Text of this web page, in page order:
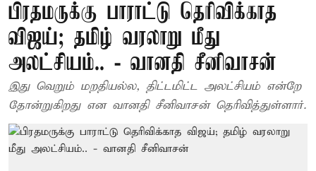
பிரதமருக்கு பாராட்டு தெரிவிக்காத
விஜய்; தமிழ் வரலாறு மீது
அலட்சியம்.. - வானதி சீனிவாசன்
இது வெறும் மறதியல்ல, திட்டமிட்ட அலட்சியம் என்றே
தோன்றுகிறது என வானதி சீனிவாசன் தெரிவித்துள்ளார்.